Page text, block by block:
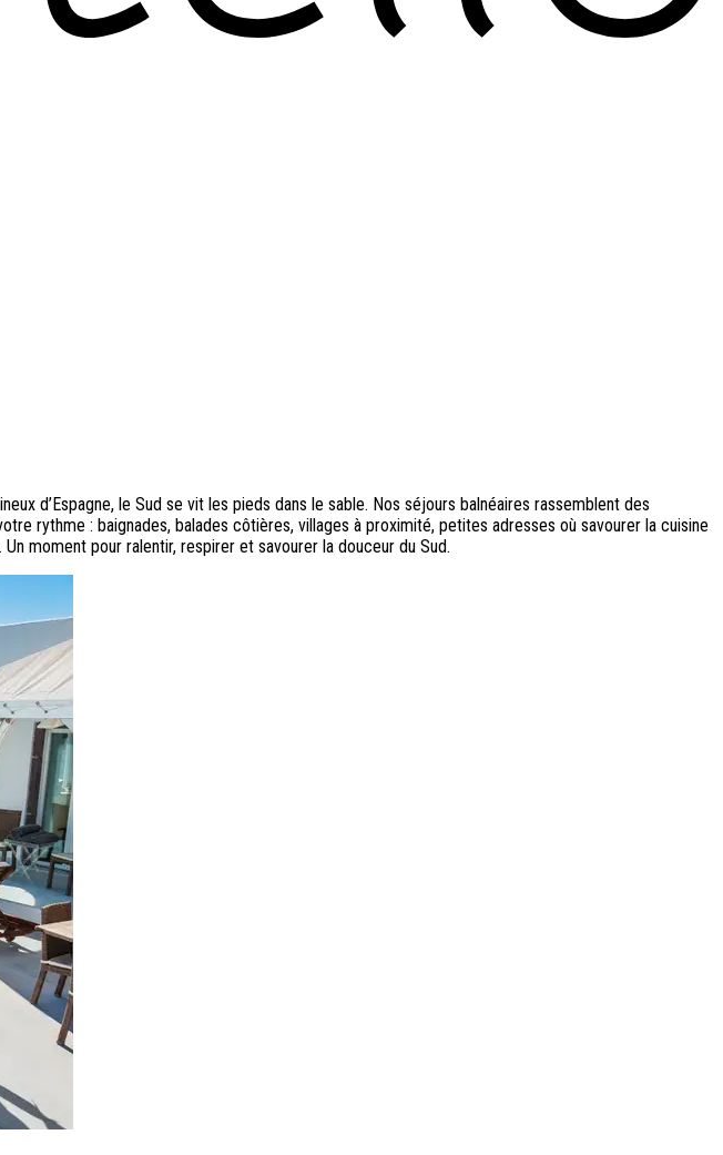
d’Espagne, le Sud se vit les pieds dans le sable. Nos séjours balnéaires rassemblent des
rythme : baignades, balades côtières, villages à proximité, petites adresses où savourer la cuisine
moment pour ralentir, respirer et savourer la douceur du Sud.